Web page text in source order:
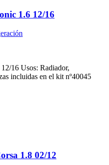
1.6 12/16
16 Usos: Radiador,
incluidas en el kit nº40045
1.8 02/12